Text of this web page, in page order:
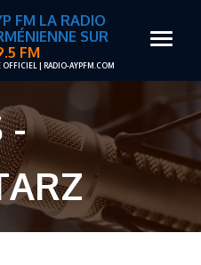
FM LA RADIO
SUR
FM
OFFICIEL | RADIO-AYPFM.COM
-